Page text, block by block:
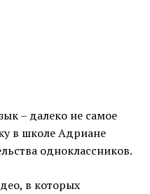
– далеко не самое
в школе Адриане
одноклассников.
в которых